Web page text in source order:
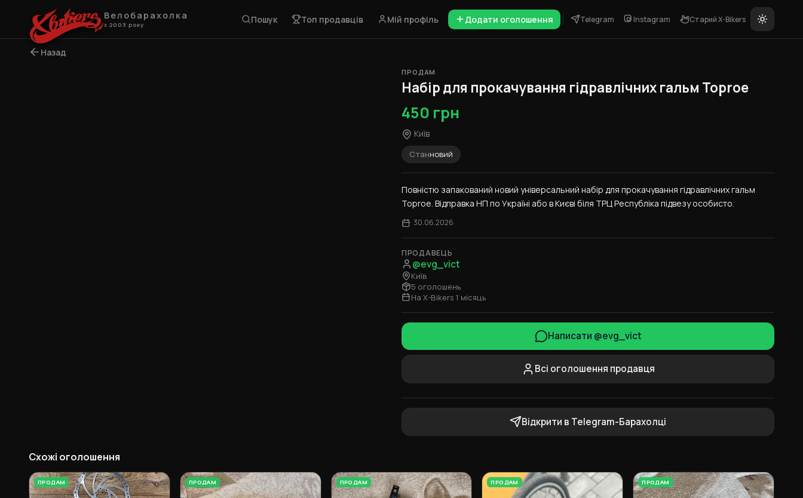
Велобарахолка
з 2003 року Пошук Топ продавців Мій профіль Додати оголошення Telegram Instagram Старий X-Bikers
Назад
ПРОДАМ
Набір для прокачування гідравлічних гальм Toproе
450 грн
Київ
Станновий
Повністю запакований новий універсальний набір для прокачування гідравлічних гальм
Toproе. Відправка НП по Україні або в Києві біля ТРЦ Республіка підвезу особисто.
30.06.2026
ПРОДАВЕЦЬ
@evg_vict
Київ
5 оголошень
На X-Bikers 1 місяць
Написати @evg_vict
Всі оголошення продавця
Відкрити в Telegram-Барахолці
Схожі оголошення
ПРОДАМ ПРОДАМ ПРОДАМ ПРОДАМ ПРОДАМ